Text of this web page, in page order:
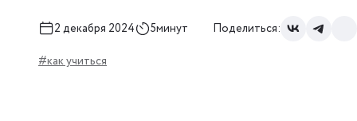
2 декабря 2024 5минут Поделиться:
#как учиться